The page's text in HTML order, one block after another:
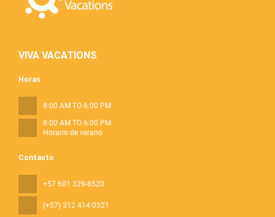
VIVA VACATIONS
Contacto
+57 601 329-8520
(+57) 312 414 0321
Horas
8:00 AM TO 6:00 PM
8:00 AM TO 6:00 PM
Horario de verano